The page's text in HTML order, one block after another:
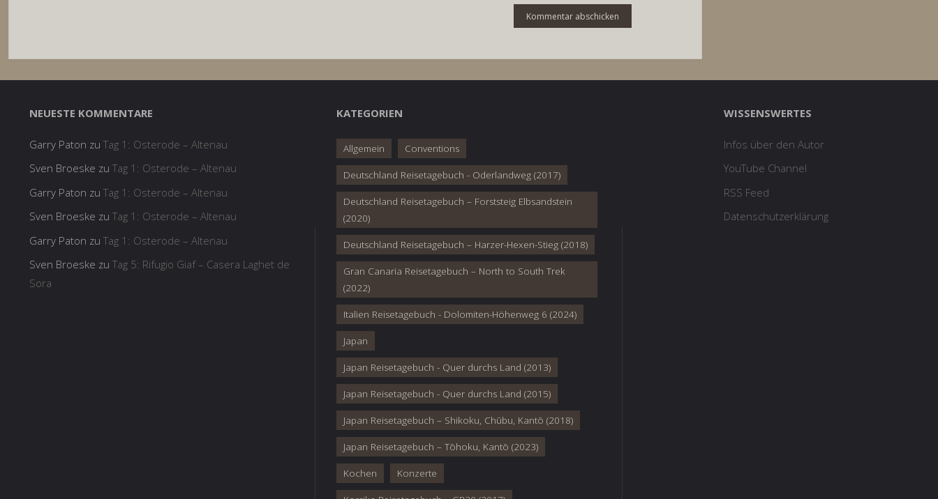
NEUESTE KOMMENTARE
Garry Paton zu Tag 1: Osterode – Altenau
Sven Broeske zu Tag 1: Osterode – Altenau
Garry Paton zu Tag 1: Osterode – Altenau
Sven Broeske zu Tag 1: Osterode – Altenau
Garry Paton zu Tag 1: Osterode – Altenau
Sven Broeske zu Tag 5: Rifugio Giaf – Casera Laghet de
Sora
KATEGORIEN
Allgemein Conventions
Deutschland Reisetagebuch - Oderlandweg (2017)
Deutschland Reisetagebuch – Forststeig Elbsandstein
(2020)
Deutschland Reisetagebuch – Harzer-Hexen-Stieg (2018)
Gran Canaria Reisetagebuch – North to South Trek
(2022)
Italien Reisetagebuch - Dolomiten-Höhenweg 6 (2024)
Japan
Japan Reisetagebuch - Quer durchs Land (2013)
Japan Reisetagebuch - Quer durchs Land (2015)
Japan Reisetagebuch – Shikoku, Chūbu, Kantō (2018)
Japan Reisetagebuch – Tōhoku, Kantō (2023)
Kochen Konzerte
WISSENSWERTES
Infos über den Autor
YouTube Channel
RSS Feed
Datenschutzerklärung